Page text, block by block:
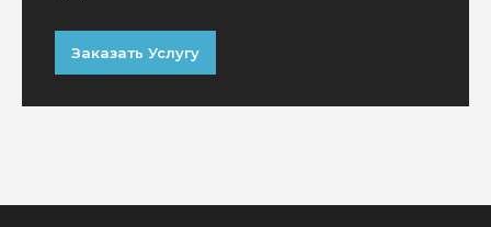
Заказать Услугу